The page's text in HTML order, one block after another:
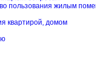
пользования жилым
квартирой, домом